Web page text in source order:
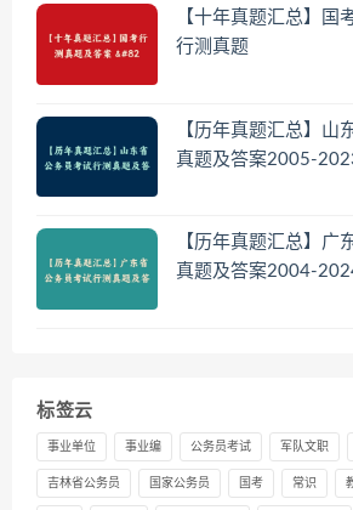
【十年真题汇总】国
行测真题
【历年真题汇总】山
真题及答案2005-
【历年真题汇总】广
真题及答案2004-
标签云
事业单位 事业编 公务员考试 军队文职
吉林省公务员 国家公务员 国考 常识